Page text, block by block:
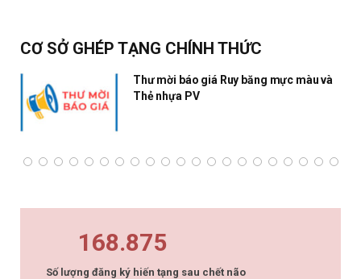
CƠ SỞ GHÉP TẠNG CHÍNH THỨC
Thư mời báo giá Ruy băng mực màu và
Thẻ nhựa PV
168.875
Số lượng đăng ký hiến tạng sau chết não